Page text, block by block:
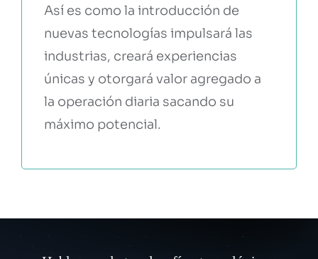
Así es como la introducción de
nuevas tecnologías impulsará las
industrias, creará experiencias
únicas y otorgará valor agregado a
la operación diaria sacando su
máximo potencial.